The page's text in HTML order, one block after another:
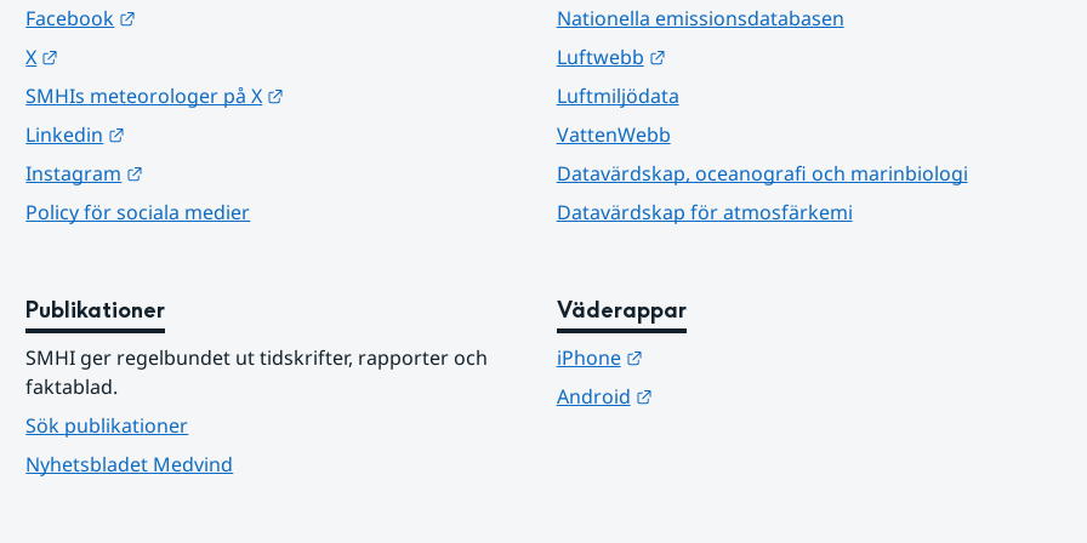
Facebook
X
SMHIs meteorologer på X
Linkedin
Instagram
Policy för sociala medier
Nationella emissionsdatabasen
Luftwebb
Länk till annan webbplats.
Luftmiljödata
VattenWebb
Datavärdskap, oceanografi och marinbiologi
Datavärdskap för atmosfärkemi
Publikationer
SMHI ger regelbundet ut tidskrifter, rapporter och
faktablad.
Sök publikationer
Nyhetsbladet Medvind
Väderappar
iPhone
Länk till annan webbplats.
Android
Länk till annan webbplats.